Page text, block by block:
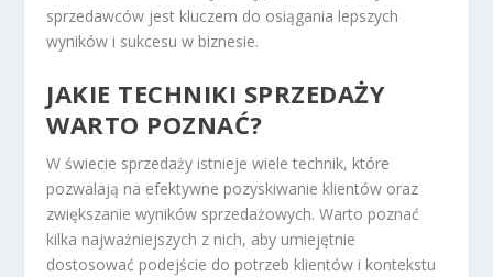
sprzedawców jest kluczem do osiągania lepszych
wyników i sukcesu w biznesie.
JAKIE TECHNIKI SPRZEDAŻY
WARTO POZNAĆ?
W świecie sprzedaży istnieje wiele technik, które
pozwalają na efektywne pozyskiwanie klientów oraz
zwiększanie wyników sprzedażowych. Warto poznać
kilka najważniejszych z nich, aby umiejętnie
dostosować podejście do potrzeb klientów i kontekstu